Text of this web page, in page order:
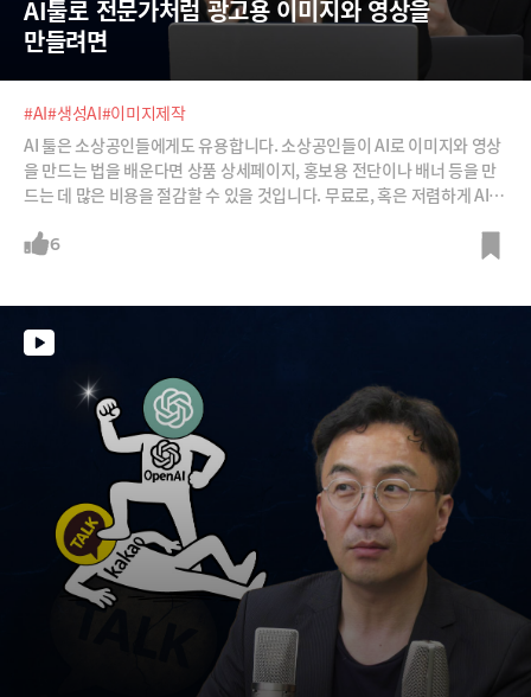
AI툴로 전문가처럼 광고용 이미지와 영상을
만들려면
#AI#생성AI#이미지제작
AI 툴은 소상공인들에게도 유용합니다. 소상공인들이 AI로 이미지와 영상
을 만드는 법을 배운다면 상품 상세페이지, 홍보용 전단이나 배너 등을 만
드는 데 많은 비용을 절감할 수 있을 것입니다. 무료로, 혹은 저렴하게 AI툴
6